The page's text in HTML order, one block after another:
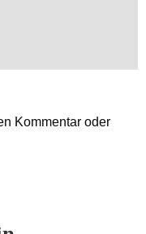
Kommentar oder